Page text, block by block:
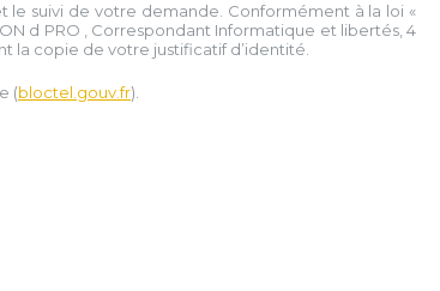
le suivi de votre demande. Conformément à la loi «
d PRO , Correspondant Informatique et libertés,4
la copie de votre justificatif d’identité.
(bloctel.gouv.fr).